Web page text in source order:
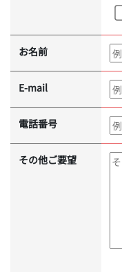
お名前
E-mail
電話番号
その他ご要望